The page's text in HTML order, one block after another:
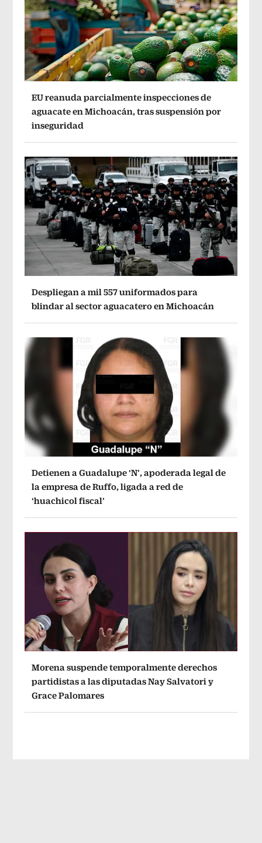
EU reanuda parcialmente inspecciones de
aguacate en Michoacán, tras suspensión por
inseguridad
Despliegan a mil 557 uniformados para
blindar al sector aguacatero en Michoacán
Detienen a Guadalupe ‘N’, apoderada legal de
la empresa de Ruffo, ligada a red de
‘huachicol fiscal’
Morena suspende temporalmente derechos
partidistas a las diputadas Nay Salvatori y
Grace Palomares